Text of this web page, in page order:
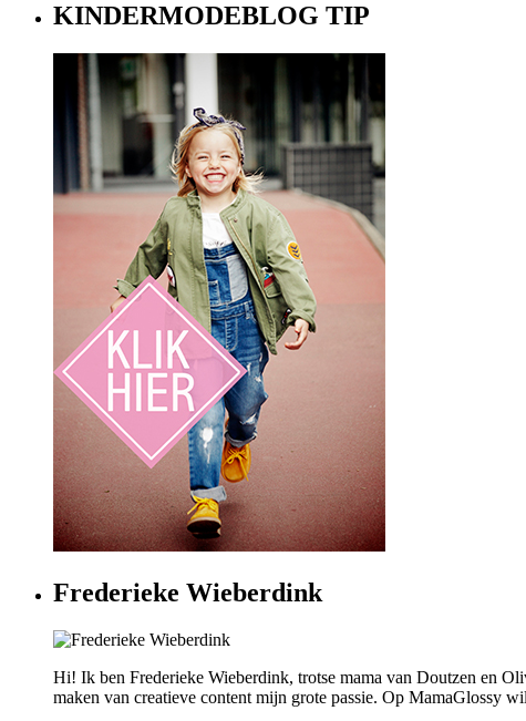
KINDERMODEBLOG TIP
Frederieke Wieberdink
Hi! Ik ben Frederieke Wieberdink, trotse mama van Doutzen en
maken van creatieve content mijn grote passie. Op MamaGlossy